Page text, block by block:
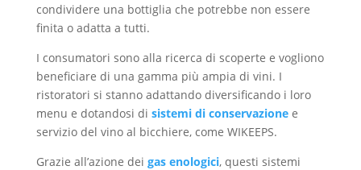
condividere una bottiglia che potrebbe non essere
finita o adatta a tutti.
I consumatori sono alla ricerca di scoperte e vogliono
beneficiare di una gamma più ampia di vini. I
ristoratori si stanno adattando diversificando i loro
menu e dotandosi di sistemi di conservazionee
servizio del vino al bicchiere, come WIKEEPS.
Grazie all’azione dei gas enologici, questi sistemi